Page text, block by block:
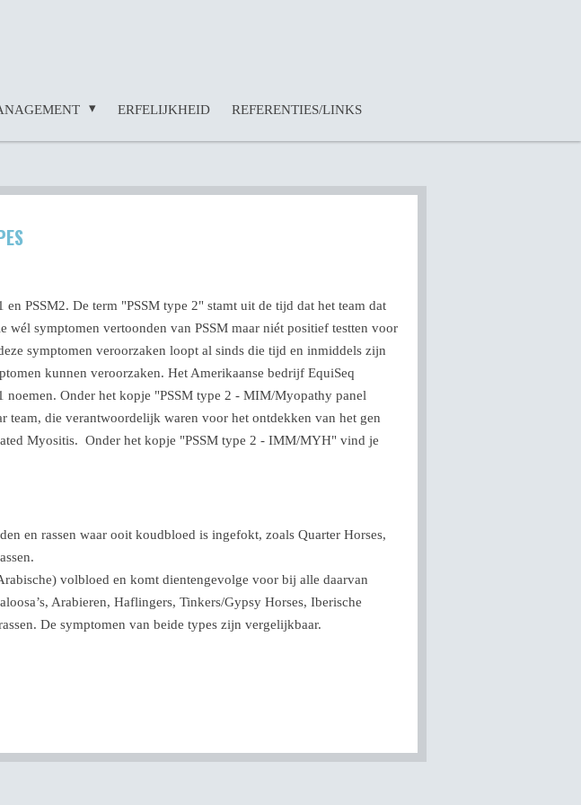
ERFELIJKHEID REFERENTIES/LINKS
PSSM2. De term "PSSM type 2" stamt uit de tijd dat het team dat
wél symptomen vertoonden van PSSM maar niét positief testten voor
symptomen veroorzaken loopt al sinds die tijd en inmiddels zijn
kunnen veroorzaken. Het Amerikaanse bedrijf EquiSeq
Onder het kopje "PSSM type 2 - MIM/Myopathy panel
team, die verantwoordelijk waren voor het ontdekken van het gen
Myositis. Onder het kopje "PSSM type 2 - IMM/MYH" vind je
en rassen waar ooit koudbloed is ingefokt, zoals Quarter Horses,
volbloed en komt dientengevolge voor bij alle daarvan
Arabieren, Haflingers, Tinkers/Gypsy Horses, Iberische
De symptomen van beide types zijn vergelijkbaar.